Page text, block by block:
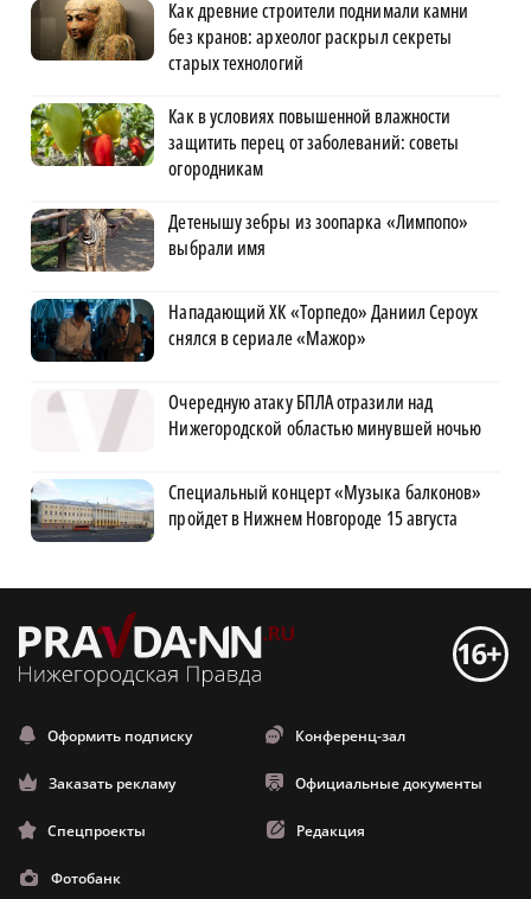
Как древние строители поднимали камни
без кранов: археолог раскрыл секреты
старых технологий
Как в условиях повышенной влажности
защитить перец от заболеваний: советы
огородникам
Детенышу зебры из зоопарка «Лимпопо»
выбрали имя
Нападающий ХК «Торпедо» Даниил Сероух
снялся в сериале «Мажор»
Очередную атаку БПЛА отразили над
Нижегородской областью минувшей ночью
Специальный концерт «Музыка балконов»
пройдет в Нижнем Новгороде 15 августа
Оформить подписку Конференц-зал
Заказать рекламу Официальные документы
Спецпроекты Редакция
Фотобанк